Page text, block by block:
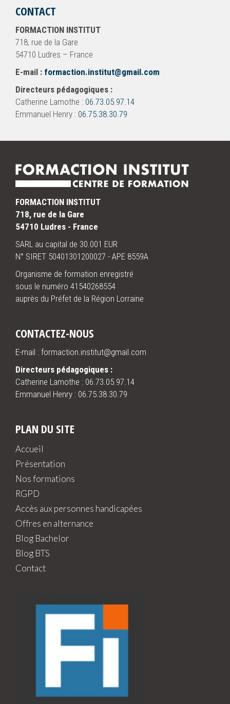
CONTACT
FORMACTION INSTITUT
718, rue de la Gare
54710 Ludres – France
E-mail : formaction.institut@gmail.com
Directeurs pédagogiques :
Catherine Lamothe : 06.73.05.97.14
Emmanuel Henry : 06.75.38.30.79
FORMACTION INSTITUT
718, rue de la Gare
54710 Ludres - France
SARL au capital de 30.001 EUR
N° SIRET 50401301200027 - APE 8559A
Organisme de formation enregistré
sous le numéro 41540268554
auprès du Préfet de la Région Lorraine
CONTACTEZ-NOUS
E-mail : formaction.institut@gmail.com
Directeurs pédagogiques :
Catherine Lamothe : 06.73.05.97.14
Emmanuel Henry : 06.75.38.30.79
PLAN DU SITE
Accueil
Présentation
Nos formations
RGPD
Accès aux personnes handicapées
Offres en alternance
Blog Bachelor
Blog BTS
Contact